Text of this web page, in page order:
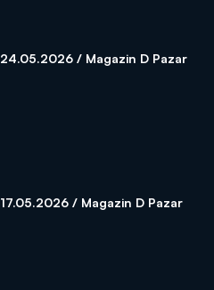
24.05.2026 / Magazin D Pazar
17.05.2026 / Magazin D Pazar